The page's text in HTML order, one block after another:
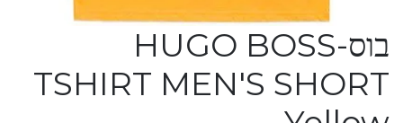
בוס-HUGO BOSS
TSHIRT MEN'S SHORT